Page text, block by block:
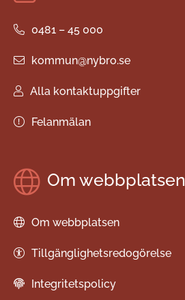
0481 – 45 000
kommun@nybro.se
Alla kontaktuppgifter
Felanmälan
Om webbplatsen
Om webbplatsen
Tillgänglighetsredogörelse
Integritetspolicy